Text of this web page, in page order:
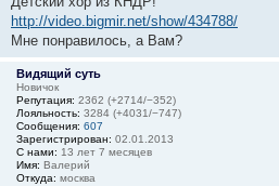
http://video.bigmir.net/show/434788/
Мне понравилось, а Вам?
Видящий суть
Новичок
Репутация: 2362 (+2714/−352)
Лояльность: 3284 (+4031/−747)
Сообщения: 607
Зарегистрирован: 02.01.2013
С нами: 13 лет 7 месяцев
Имя: Валерий
Откуда: москва